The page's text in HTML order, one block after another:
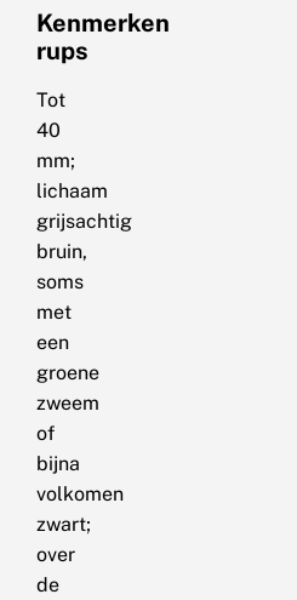
Kenmerken
rups
Tot
40
mm;
lichaam
grijsachtig
bruin,
soms
met
een
groene
zweem
of
bijna
volkomen
zwart;
over
de